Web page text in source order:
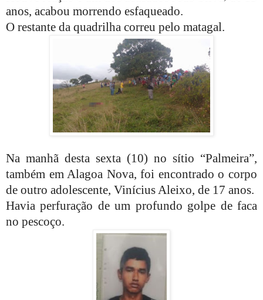
anos, acabou morrendo esfaqueado.
O restante da quadrilha correu pelo matagal.
Na manhã desta sexta (10) no sítio “Palmeira”,
também em Alagoa Nova, foi encontrado o corpo
de outro adolescente, Vinícius Aleixo, de 17 anos.
Havia perfuração de um profundo golpe de faca
no pescoço.